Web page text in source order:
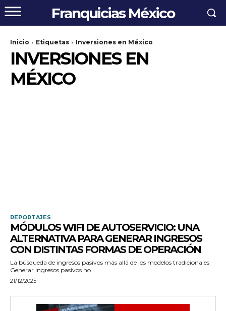
Franquicias México
Inicio Etiquetas Inversiones en México
INVERSIONES EN
MÉXICO
REPORTAJES
MÓDULOS WIFI DE AUTOSERVICIO: UNA
ALTERNATIVA PARA GENERAR INGRESOS
CON DISTINTAS FORMAS DE OPERACIÓN
La búsqueda de ingresos pasivos más allá de los modelos tradicionales
Generar ingresos pasivos no...
21/12/2025